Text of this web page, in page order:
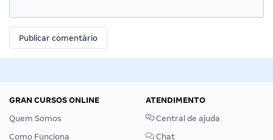
GRAN CURSOS ONLINE
Quem Somos
Como Funciona
ATENDIMENTO
Central de ajuda
Chat